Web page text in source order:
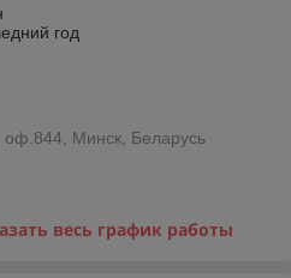
год
оф.844, Минск, Беларусь
весь график работы